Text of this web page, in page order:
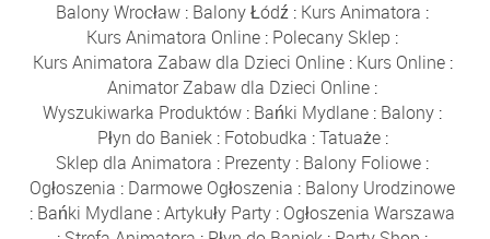
Balony Wrocław : Balony Łódź : Kurs Animatora :
Kurs Animatora Online : Polecany Sklep :
Kurs Animatora Zabaw dla Dzieci Online: Kurs Online:
Animator Zabaw dla Dzieci Online :
Wyszukiwarka Produktów : Bańki Mydlane : Balony :
Płyn do Baniek: Fotobudka :Tatuaże:
Sklep dla Animatora : Prezenty : Balony Foliowe :
Ogłoszenia : Darmowe Ogłoszenia : Balony Urodzinowe
: Bańki Mydlane :Artykuły Party : Ogłoszenia Warszawa